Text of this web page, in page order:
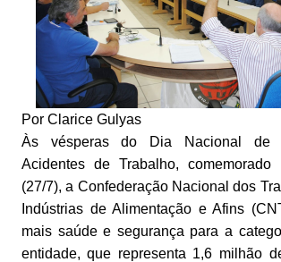
Por Clarice Gulyas
Às vésperas do Dia Nacional de
Acidentes de Trabalho, comemorado
(27/7), a Confederação Nacional dos
Indústrias de Alimentação e Afins
mais saúde e segurança para a
entidade, que representa 1,6 milhão